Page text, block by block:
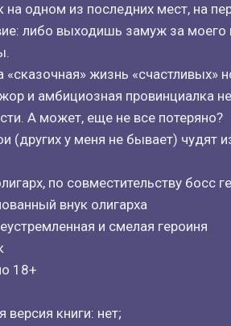
на одном из последних мест, на
либо выходишь замуж за
«сказочная» жизнь
и амбициозная провинциалка
А может, еще не все потеряно?
(других у меня не бывает) чудят
по совместительству босс
внук олигарха
и смелая героиня
18+
версия книги: нет;